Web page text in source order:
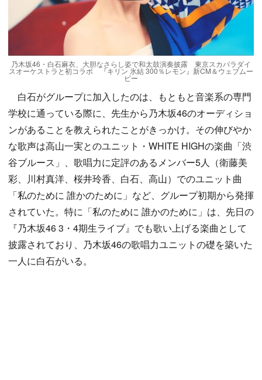
乃木坂46・白石麻衣、大胆なさらし姿で和太鼓演奏披露 東京スカパラダイ
スオーケストラと初コラボ 『キリン 氷結 300％レモン』新CM＆ウェブムー
ビー
白石がグループに加入したのは、もともと音楽系の専門
学校に通っている際に、先生から乃木坂46のオーディショ
ンがあることを教えられたことがきっかけ。その伸びやか
な歌声は高山一実とのユニット・WHITE HIGHの楽曲「渋
谷ブルース」、歌唱力に定評のあるメンバー5人（衛藤美
彩、川村真洋、桜井玲香、白石、高山）でのユニット曲
「私のために 誰かのために」など、グループ初期から発揮
されていた。特に「私のために 誰かのために」は、先日の
『乃木坂46 3・4期生ライブ』でも歌い上げる楽曲として
披露されており、乃木坂46の歌唱力ユニットの礎を築いた
一人に白石がいる。